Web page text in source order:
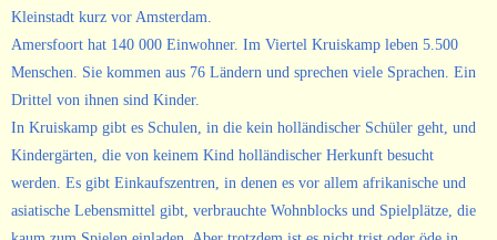
Kleinstadt kurz vor Amsterdam.
Amersfoort hat 140 000 Einwohner. Im Viertel Kruiskamp leben 5.500
Menschen. Sie kommen aus 76 Ländern und sprechen viele Sprachen. Ein
Drittel von ihnen sind Kinder.
In Kruiskamp gibt es Schulen, in die kein holländischer Schüler geht, und
Kindergärten, die von keinem Kind holländischer Herkunft besucht
werden. Es gibt Einkaufszentren, in denen es vor allem afrikanische und
asiatische Lebensmittel gibt, verbrauchte Wohnblocks und Spielplätze, die